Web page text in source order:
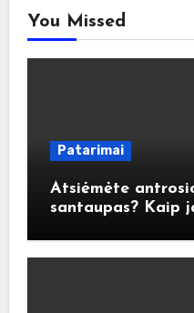
You Missed
Patarimai
Atsiėmėte
santaupas? Kaip